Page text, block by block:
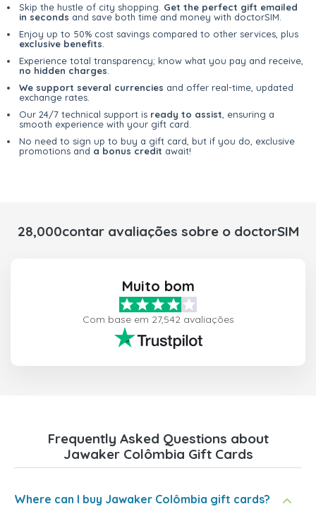
Skip the hustle of city shopping. Get the perfect gift emailed
in seconds and save both time and money with doctorSIM.
Enjoy up to 50% cost savings compared to other services, plus
exclusive benefits
Experience total transparency; know what you pay and receive,
no hidden charges
We support several currencies and offer real-time, updated
exchange rates.
Our 24/7 technical support is ready to assist , ensuring a
smooth experience with your gift card.
No need to sign up to buy a gift card, but if you do, exclusive
promotions and a bonus credit await!
28,000contar avaliações sobre o doctorSIM
Muito bom
Com base em 27,542 avaliações
Frequently Asked Questions about
Jawaker Colômbia Gift Cards
Where can I buy Jawaker Colômbia gift cards?